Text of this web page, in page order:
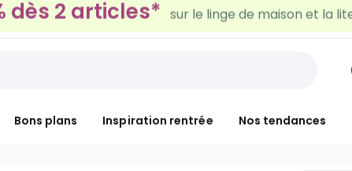
tous les 100€* sur le meuble & la déco
Bons plans Inspiration rentrée Nos tendances